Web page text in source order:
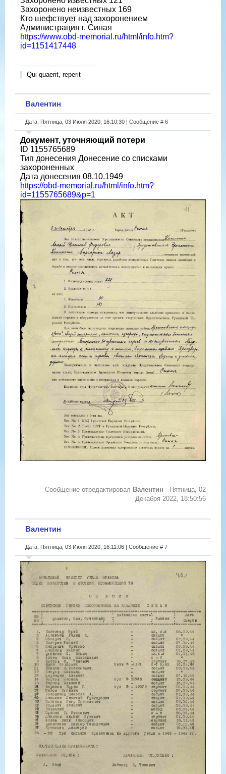
Захоронено неизвестных 169
Кто шефствует над захоронением
Администрация г. Синая
https://www.obd-memorial.ru/html/info.htm?
id=1151417448
Qui quaerit, reperit
Валентин
Дата: Пятница, 03 Июля 2020, 16:10:30 | Сообщение # 6
Документ, уточняющий потери
ID 1155765689
Тип донесения Донесение со списками
захороненных
Дата донесения 08.10.1949
https://obd-memorial.ru/html/info.htm?
id=1155765689&p=1
Сообщение отредактировал Валентин - Пятница, 02
Декабря 2022, 18:50:56
Валентин
Дата: Пятница, 03 Июля 2020, 16:11:06 | Сообщение # 7